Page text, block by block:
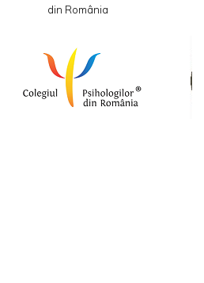
din România